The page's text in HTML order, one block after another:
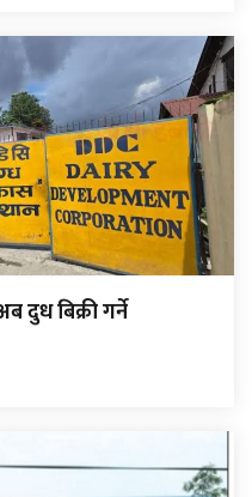
दुध बिक्री गर्ने